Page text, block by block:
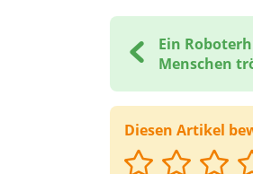
Ein
Menschen
Diesen Artikel